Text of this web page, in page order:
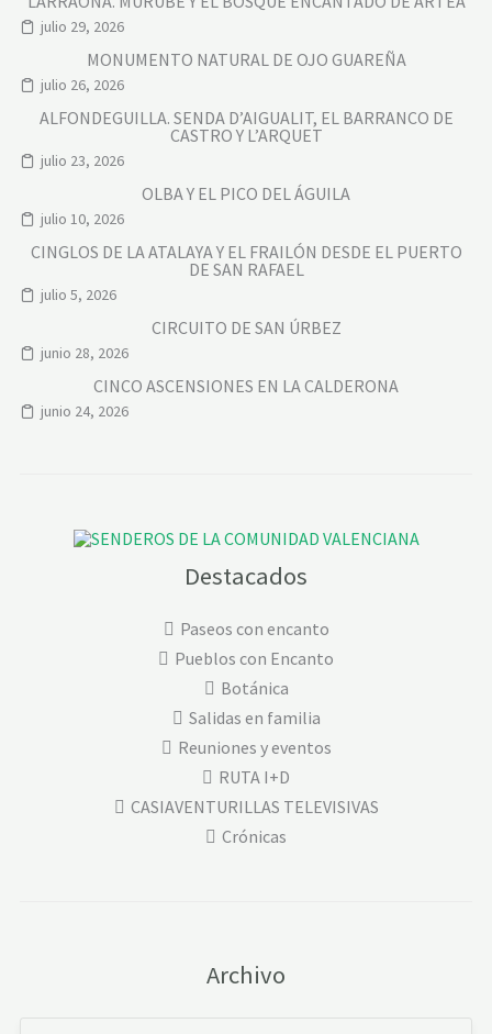
julio 29, 2026
MONUMENTO NATURAL DE OJO GUAREÑA
julio 26, 2026
ALFONDEGUILLA. SENDA D’AIGUALIT, EL BARRANCO DE
CASTRO Y L’ARQUET
julio 23, 2026
OLBA Y EL PICO DEL ÁGUILA
julio 10, 2026
CINGLOS DE LA ATALAYA Y EL FRAILÓN DESDE EL PUERTO
DE SAN RAFAEL
julio 5, 2026
CIRCUITO DE SAN ÚRBEZ
junio 28, 2026
CINCO ASCENSIONES EN LA CALDERONA
junio 24, 2026
Destacados
Paseos con encanto
Pueblos con Encanto
Botánica
Salidas en familia
Reuniones y eventos
RUTA I+D
CASIAVENTURILLAS TELEVISIVAS
Crónicas
Archivo